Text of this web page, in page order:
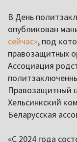
В День
опубликован
сейчас», под
правозащитных
Ассоциация
Правозащитный
Хельсинкский
Беларусская
«С 2024 года